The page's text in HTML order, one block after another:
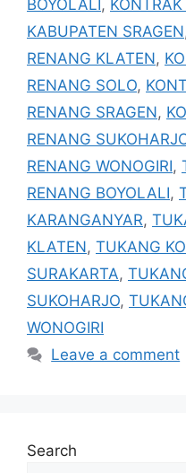
BOYOLALI ,
KABUPATEN SRAGEN
RENANG KLATEN,
RENANG SOLO,
RENANG SRAGEN,
RENANG
RENANG WONOGIRI,
RENANG BOYOLALI,
KARANGANYAR,
KLATEN, TUKANG
SURAKARTA,
SUKOHARJO,
WONOGIRI
Leave a comment
Search